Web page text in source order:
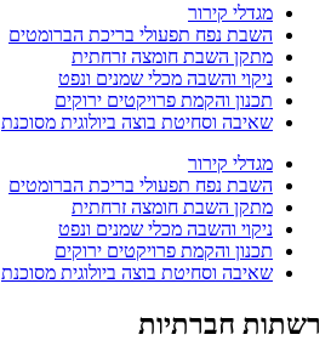
מגדלי קירור
השבת נפח תפעולי בריכת הברומטים
מתקן השבת חומצה זרחתית
ניקוי והשבה מכלי שמנים ונפט
תכנון והקמת פרויקטים ירוקים
שאיבה וסחיטת בוצה ביולוגית מסוכנת
מגדלי קירור
השבת נפח תפעולי בריכת הברומטים
מתקן השבת חומצה זרחתית
ניקוי והשבה מכלי שמנים ונפט
תכנון והקמת פרויקטים ירוקים
שאיבה וסחיטת בוצה ביולוגית מסוכנת
רשתות חברתיות